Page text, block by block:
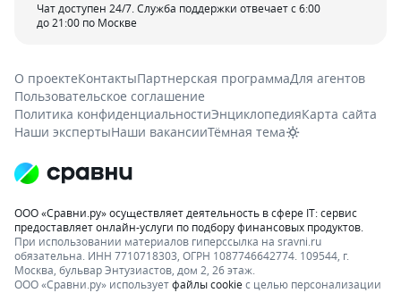
Чат доступен 24/7. Служба поддержки отвечает с 6:00
до 21:00 по Москве
О проектеКонтактыПартнерская программаДля агентов
Пользовательское соглашение
Политика конфиденциальностиЭнциклопедияКарта сайта
Наши экспертыНаши вакансииТёмная тема
ООО «Сравни.ру» осуществляет деятельность в сфере IT: сервис
предоставляет онлайн-услуги по подбору финансовых продуктов.
При использовании материалов гиперссылка на sravni.ru
обязательна. ИНН 7710718303, ОГРН 1087746642774. 109544, г.
Москва, бульвар Энтузиастов, дом 2, 26 этаж.
ООО «Сравни.ру» используетфайлы cookieс целью персонализации